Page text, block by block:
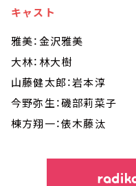
キャスト
雅美：金沢雅美
大林：林大樹
山藤健太郎：岩本淳
今野弥生：磯部莉菜子
棟方翔一：俵木藤汰